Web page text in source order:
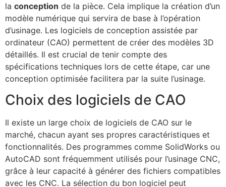
la conception de la pièce. Cela implique la création d’un
modèle numérique qui servira de base à l’opération
d’usinage. Les logiciels de conception assistée par
ordinateur (CAO) permettent de créer des modèles 3D
détaillés. Il est crucial de tenir compte des
spécifications techniques lors de cette étape, car une
conception optimisée facilitera par la suite l’usinage.
Choix des logiciels de CAO
Il existe un large choix de logiciels de CAO sur le
marché, chacun ayant ses propres caractéristiques et
fonctionnalités. Des programmes comme SolidWorks ou
AutoCAD sont fréquemment utilisés pour l’usinage CNC,
grâce à leur capacité à générer des fichiers compatibles
avec les CNC. La sélection du bon logiciel peut